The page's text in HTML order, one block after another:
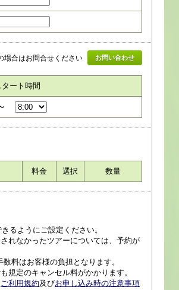
場合はお問合せください お問い合わせ
ート時間
料金 選択 数量
るようにご設定ください。
れなかったツアーについては、予約が
料はお客様の負担となります。
規定のキャンセル料がかかります。
ご利用規約及びお申し込み時の注意事項